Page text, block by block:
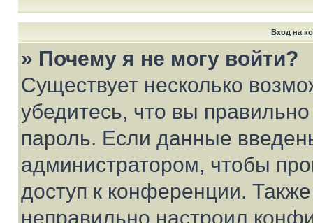
Вход на
» Почему я не могу войти?
Существует несколько
убедитесь, что вы
пароль. Если данные
администратором, чтобы
доступ к конференции.
неправильно настроил